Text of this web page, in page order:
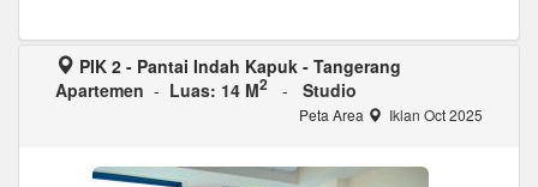
PIK 2 - Pantai Indah Kapuk - Tangerang
Apartemen - Luas: 14 M2 - Studio
Peta Area Iklan Oct 2025